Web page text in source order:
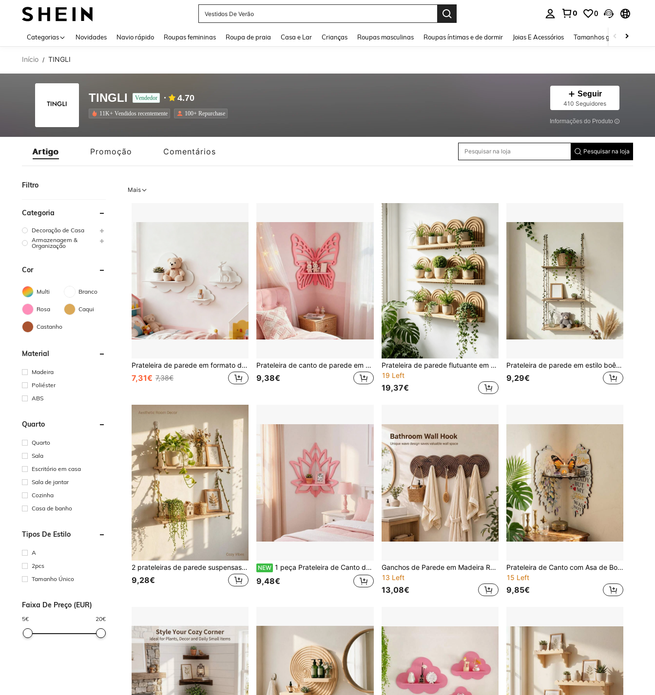
Vestidos De Verão
0 0
Categorias Novidades Navio rápido Roupas femininas Roupa de praia Casa e Lar Crianças Roupas masculinas Roupas íntimas e de dormir Joias E Acessórios Tamanhos grandes
Início / TINGLI
TINGLI Vendedor 4.70
11K+ Vendidos recentemente 100+ Repurchase
Seguir
410 Seguidores
Informações do Produto
Artigo Promoção Comentários Pesquisar na loja
Filtro
Categoria
Decoração de Casa
Armazenagem &
Organização
Cor
Multi Branco
Rosa Caqui
Castanho
Material
Madeira
Poliéster
ABS
Quarto
Quarto
Sala
Escritório em casa
Sala de jantar
Cozinha
Casa de banho
Tipos De Estilo
A
2pcs
Tamanho Único
Faixa De Preço (EUR)
5€ 20€
Mais
Prateleira de parede em formato de nuvem estilo nórdico, suporte de armazenamento para decoração de quarto, prateleira flutuante charmosa
7,31€ 7,38€
Prateleira de canto de parede em estilo nórdico com borboletas vazadas, decoração de parede para quarto infantil, estilo romântico de conto de fadas.
9,38€
Prateleira de parede flutuante em madeira, prateleira de parede suspensa com arco geométrico, prateleira de destaque para decoração de parede em estilo boémio, adequada para vasos de flores de cristal, armazenamento e exibição de pequenos artigos
19 Left
19,37€
Prateleira de parede em estilo boêmio com design de 3 níveis - ideal para exibir plantas de interior, livros e objetos de decoração.
9,29€
2 prateleiras de parede suspensas sem furos, prateleiras de decoração de parede estilo boémio, suporte de exposição para plantas suculentas, prateleira de arrumação de parede, suporte de parede para casa estilo Ins, prateleira de parede suspensa com corda de vime, suporte de exposição de decoração de parede sem furos
9,28€
NEW 1 peça Prateleira de Canto de Parede Estilo Nórdico Floral Vazada, Suporte Decorativo de Arrumação para Quarto e Quarto Infantil
9,48€
Ganchos de Parede em Madeira Rústica, 5 Ganchos Incluídos – Cabideiro Resistente para Toalhas e Casacos para Casa de Banho, Entrada e Cozinha – Suporte Decorativo de Ganchos em Madeira Maciça
13 Left
13,08€
Prateleira de Canto com Asa de Borboleta - Prateleira Flutuante de Parede em Madeira, Adequada para Exibir Plantas, Cristais e Velas, Decoração de Acento Boémia com Asa de Anjo, Adequada para Quarto e Sala de Estar
15 Left
9,85€